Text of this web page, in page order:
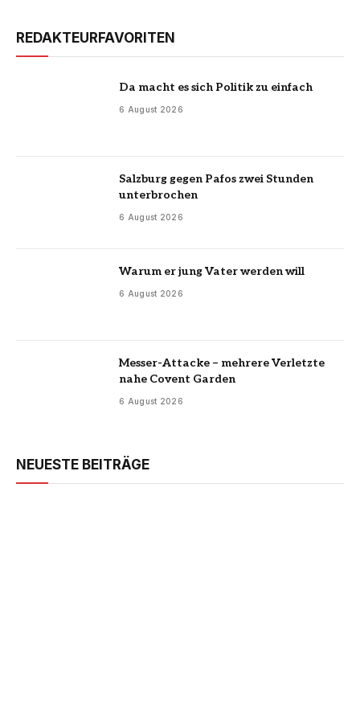
REDAKTEURFAVORITEN
Da macht es sich Politik zu einfach
6 August 2026
Salzburg gegen Pafos zwei Stunden
unterbrochen
6 August 2026
Warum er jung Vater werden will
6 August 2026
Messer-Attacke – mehrere Verletzte
nahe Covent Garden
6 August 2026
NEUESTE BEITRÄGE